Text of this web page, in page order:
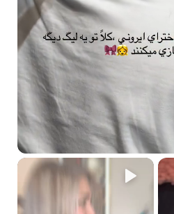
المناسبين لك؟
جربي خط أرجان جولد.